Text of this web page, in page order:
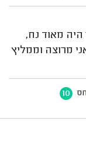
מאוד נח,
מרוצה וממליץ
10